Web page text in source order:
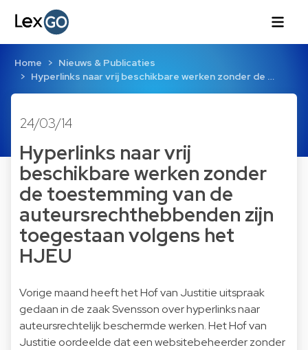
Home
Nieuws & Publicaties
Hyperlinks naar vrij beschikbare werken zonder de …
24/03/14
Hyperlinks naar vrij
beschikbare werken zonder
de toestemming van de
auteursrechthebbenden zijn
toegestaan volgens het
HJEU
Vorige maand heeft het Hof van Justitie uitspraak
gedaan in de zaak Svensson over hyperlinks naar
auteursrechtelijk beschermde werken. Het Hof van
Justitie oordeelde dat een websitebeheerder zonder